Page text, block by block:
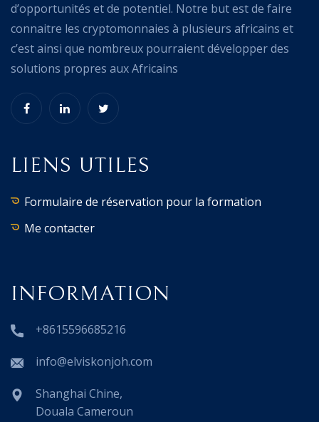
d’opportunités et de potentiel. Notre but est de faire
connaitre les cryptomonnaies à plusieurs africains et
c’est ainsi que nombreux pourraient développer des
solutions propres aux Africains
LIENS UTILES
Formulaire de réservation pour la formation
Me contacter
INFORMATION
+8615596685216
info@elviskonjoh.com
Shanghai Chine,
Douala Cameroun